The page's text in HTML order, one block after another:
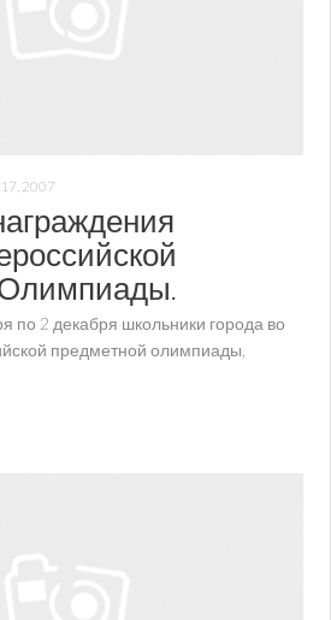
2007
по 2 декабря школьники города во
предметной олимпиады,